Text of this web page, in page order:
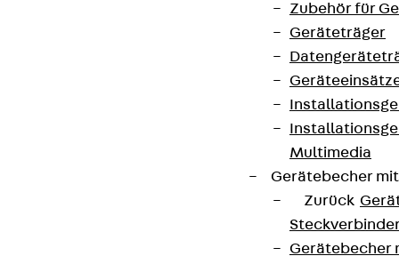
Zubehör für
Geräteträger
Multimedia
Gerätebecher
Zurück
Gerätebecher